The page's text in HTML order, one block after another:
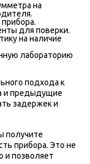
на
для поверки.
на наличие
лабораторию
подхода к
и предыдущие
задержек и
получите
прибора. Это не
и позволяет